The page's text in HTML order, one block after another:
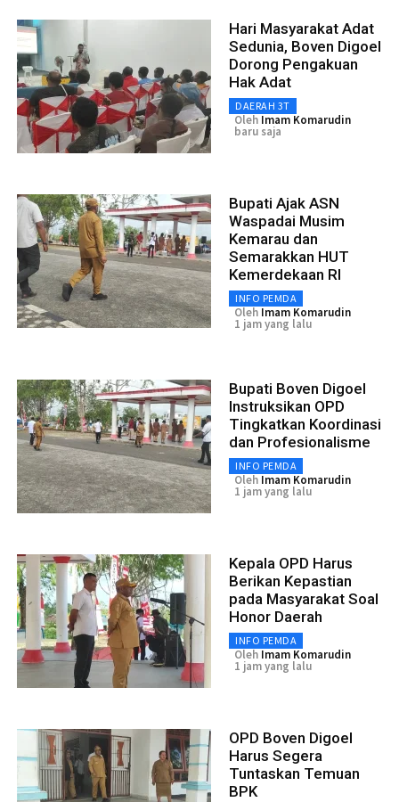
Hari Masyarakat Adat
Sedunia, Boven Digoel
Dorong Pengakuan
Hak Adat
DAERAH 3T
Oleh Imam Komarudin
baru saja
Bupati Ajak ASN
Waspadai Musim
Kemarau dan
Semarakkan HUT
Kemerdekaan RI
INFO PEMDA
Oleh Imam Komarudin
1 jam yang lalu
Bupati Boven Digoel
Instruksikan OPD
Tingkatkan Koordinasi
dan Profesionalisme
INFO PEMDA
Oleh Imam Komarudin
1 jam yang lalu
Kepala OPD Harus
Berikan Kepastian
pada Masyarakat Soal
Honor Daerah
INFO PEMDA
Oleh Imam Komarudin
1 jam yang lalu
OPD Boven Digoel
Harus Segera
Tuntaskan Temuan
BPK